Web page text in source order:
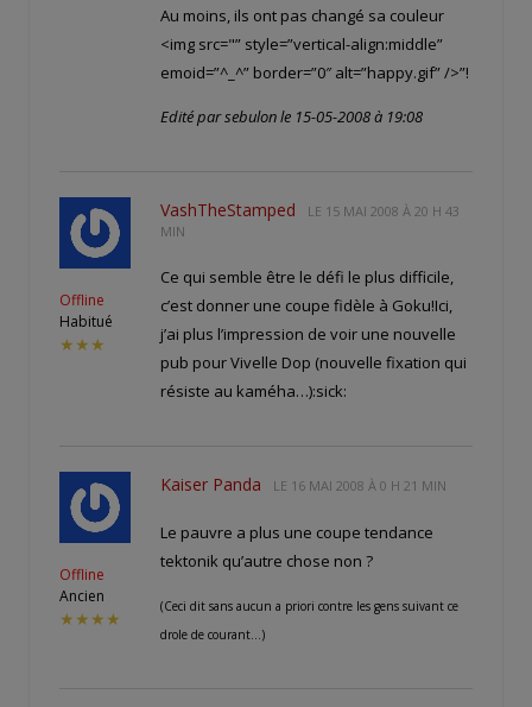
Au moins, ils ont pas changé sa couleur
<img src="” style=”vertical-align:middle”
emoid=”^_^” border=”0″ alt=”happy.gif” />”!
Edité par sebulon le 15-05-2008 à 19:08
Offline
Habitué
★★★
VashTheStamped LE 15 MAI 2008 À 20 H 43
MIN
Ce qui semble être le défi le plus difficile,
c’est donner une coupe fidèle à Goku!Ici,
j’ai plus l’impression de voir une nouvelle
pub pour Vivelle Dop (nouvelle fixation qui
résiste au kaméha…):sick:
Offline
Ancien
★★★★
Kaiser Panda LE 16 MAI 2008 À 0 H 21 MIN
Le pauvre a plus une coupe tendance
tektonik qu’autre chose non ?
(Ceci dit sans aucun a priori contre les gens suivant ce
drole de courant…)